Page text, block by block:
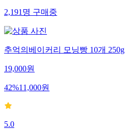
2,191명구매중
추억의베이커리 모닝빵 10개 250g
19,000원
42%11,000원
5.0